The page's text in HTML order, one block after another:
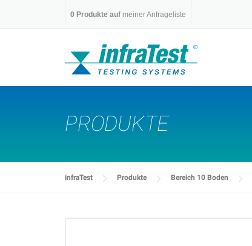
0 Produkte auf meiner Anfrageliste
PRODUKTE
infraTest Produkte Bereich 10 Boden